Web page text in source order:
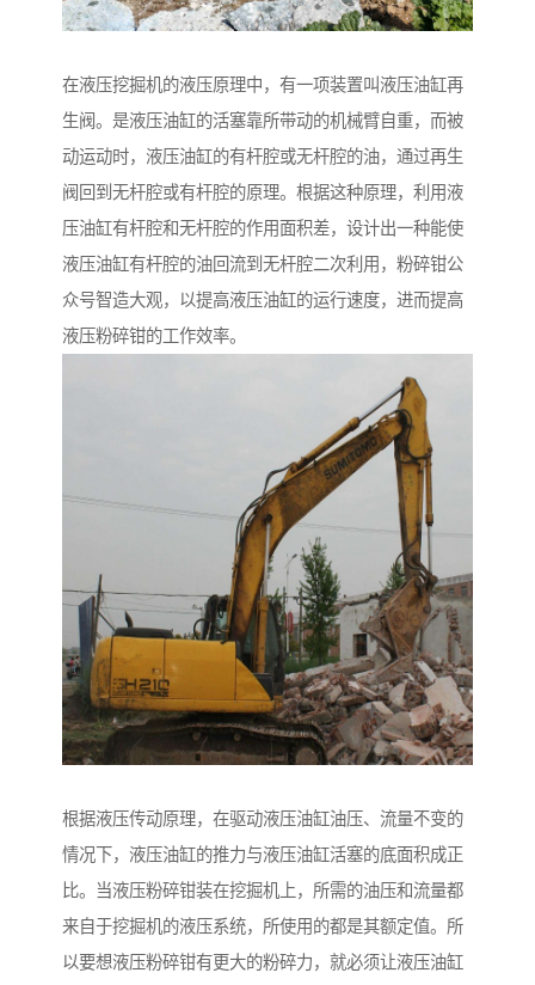
在液压挖掘机的液压原理中，有一项装置叫液压油缸再
生阀。是液压油缸的活塞靠所带动的机械臂自重，而被
动运动时，液压油缸的有杆腔或无杆腔的油，通过再生
阀回到无杆腔或有杆腔的原理。根据这种原理，利用液
压油缸有杆腔和无杆腔的作用面积差，设计出一种能使
液压油缸有杆腔的油回流到无杆腔二次利用，粉碎钳公
众号智造大观，以提高液压油缸的运行速度，进而提高
液压粉碎钳的工作效率。
根据液压传动原理，在驱动液压油缸油压、流量不变的
情况下，液压油缸的推力与液压油缸活塞的底面积成正
比。当液压粉碎钳装在挖掘机上，所需的油压和流量都
来自于挖掘机的液压系统，所使用的都是其额定值。所
以要想液压粉碎钳有更大的粉碎力，就必须让液压油缸